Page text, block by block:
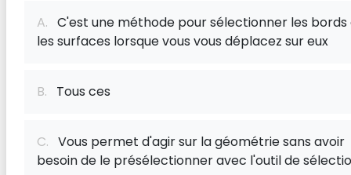
A. C'est une méthode pour sélectionner les
les surfaces lorsque vous vous déplacez sur eux
B. Tous ces
C. Vous permet d'agir sur la géométrie sans avoir
besoin de le présélectionner avec l'outil de